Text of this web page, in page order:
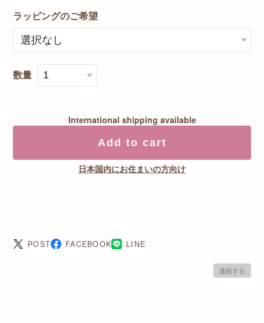
ラッピングのご希望
数量
International shipping available
Add to cart
日本国内にお住まいの方向け
POST FACEBOOK LINE
通報する